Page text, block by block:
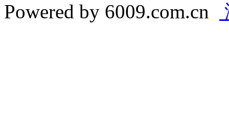
Powered by 6009.com.cn